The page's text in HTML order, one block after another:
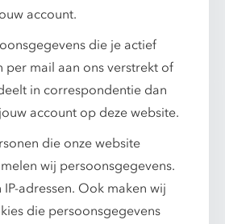
account.
die je actief
per mail aan ons verstrekt of
in correspondentie dan
account op deze website.
die onze website
wij persoonsgegevens.
adressen. Ook maken wij
die persoonsgegevens